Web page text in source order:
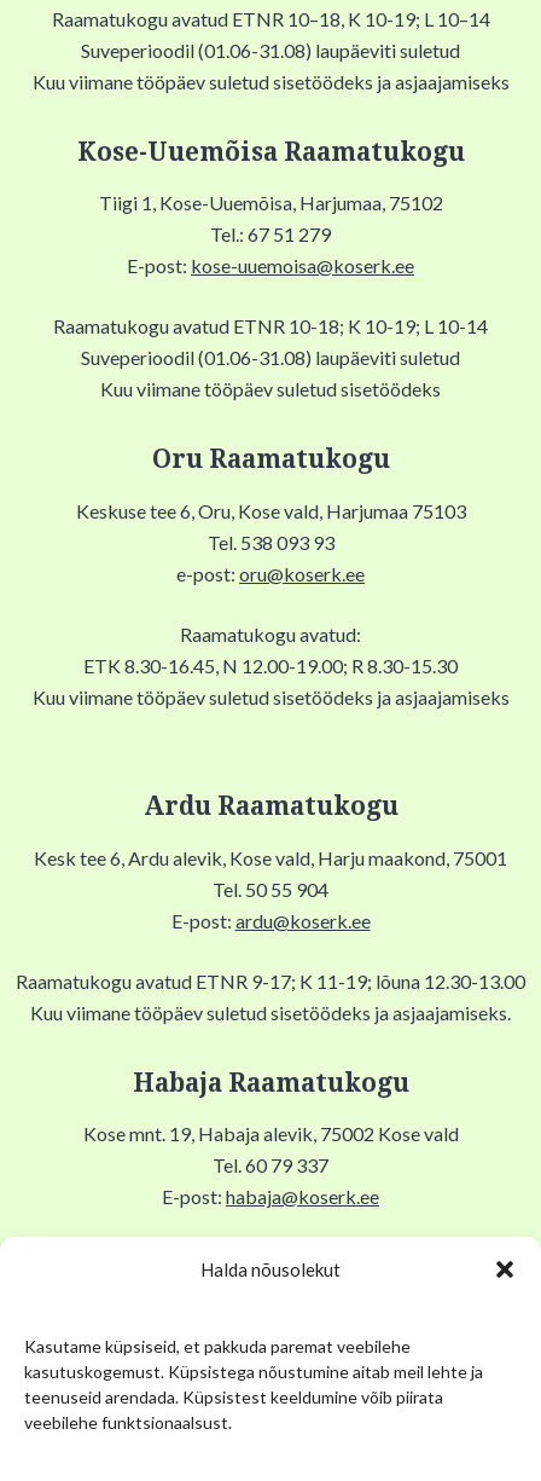
Halda nõusolekut
Kasutame küpsiseid, et pakkuda paremat veebilehe
kasutuskogemust. Küpsistega nõustumine aitab meil lehte ja
teenuseid arendada. Küpsistest keeldumine võib piirata
veebilehe funktsionaalsust.
Raamatukogu avatud ETNR 10–18, K 10-19; L 10–14
Suveperioodil (01.06-31.08) laupäeviti suletud
Kuu viimane tööpäev suletud sisetöödeks ja asjaajamiseks
Kose-Uuemõisa Raamatukogu
Tiigi 1, Kose-Uuemõisa, Harjumaa, 75102
Tel.: 67 51 279
E-post: kose-uuemoisa@koserk.ee
Raamatukogu avatud ETNR 10-18; K 10-19; L 10-14
Suveperioodil (01.06-31.08) laupäeviti suletud
Kuu viimane tööpäev suletud sisetöödeks
Oru Raamatukogu
Keskuse tee 6, Oru, Kose vald, Harjumaa 75103
Tel. 538 093 93
e-post: oru@koserk.ee
Raamatukogu avatud:
ETK 8.30-16.45, N 12.00-19.00; R 8.30-15.30
Kuu viimane tööpäev suletud sisetöödeks ja asjaajamiseks
Ardu Raamatukogu
Kesk tee 6, Ardu alevik, Kose vald, Harju maakond, 75001
Tel. 50 55 904
E-post: ardu@koserk.ee
Raamatukogu avatud ETNR 9-17; K 11-19; lõuna 12.30-13.00
Kuu viimane tööpäev suletud sisetöödeks ja asjaajamiseks.
Habaja Raamatukogu
Kose mnt. 19, Habaja alevik, 75002 Kose vald
Tel. 60 79 337
E-post: habaja@koserk.ee
Raamatukogu avatud N,R 9-17, T 11-19, Lõuna 12-12.30,
Kuu viimane tööpäev suletud sisetöödeks ja asjaajamiseks.
Kose Kihelkonna Muuseum